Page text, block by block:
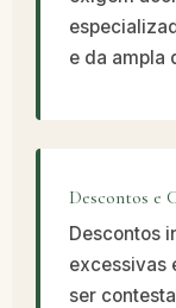
e da ampla
Descontos e
Descontos
excessivas
ser